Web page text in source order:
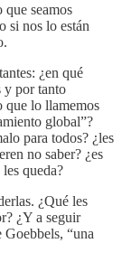
que seamos
si nos lo están
¿en qué
y por tanto
que lo llamemos
global”?
para todos? ¿les
no saber? ¿es
queda?
¿Qué les
¿Y a seguir
Goebbels, “una